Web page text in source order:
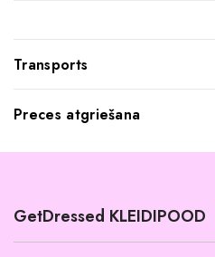
Transports
Preces atgriešana
atgriezt mums visus produktus,
GetDressed KLEIDIPOOD